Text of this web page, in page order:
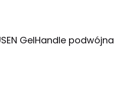
GelHandle podwójna